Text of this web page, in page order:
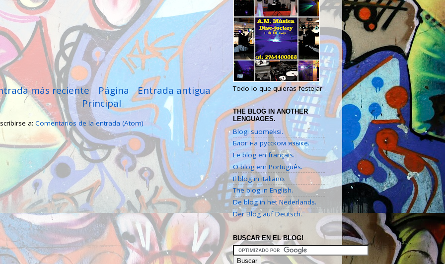
más reciente Entrada antigua
Página
Principal
a: Comentarios de la entrada (Atom)
Todo lo que quieras festejar
THE BLOG IN ANOTHER
LENGUAGES.
Blogi suomeksi.
Блог на русском языке.
Le blog en français.
O blog em Português.
Il blog in italiano.
The blog in English.
De blog in het Nederlands.
Der Blog auf Deutsch.
BUSCAR EN EL BLOG!